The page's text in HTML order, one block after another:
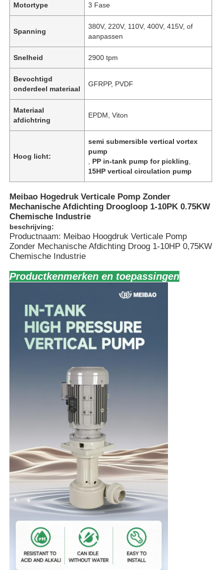
Producten
Fabrieksreis
Motortype 3 Fase
Spanning
380V, 220V, 110V, 400V, 415V, of
aanpassen
Snelheid 2900 tpm
Bevochtigd
onderdeel materiaal
GFRPP, PVDF
Materiaal
afdichtring
EPDM, Viton
Hoog licht:
semi submersible vertical vortex
pump
PP in-tank pump for pickling
15HP vertical circulation pump
Meibao Hogedruk Verticale Pomp Zonder
Mechanische Afdichting Droogloop 1-10PK 0.75KW
Chemische Industrie
beschrijving:
Productnaam: Meibao Hoogdruk Verticale Pomp
Zonder Mechanische Afdichting Droog 1-10HP 0,75KW
Chemische Industrie
Productkenmerken en toepassingen